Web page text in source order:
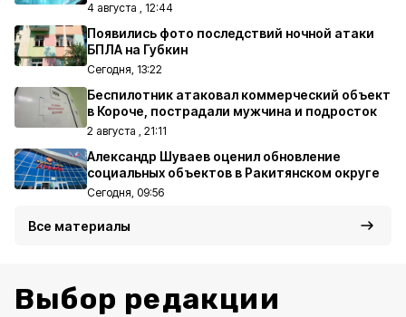
4 августа , 12:44
Появились фото последствий ночной атаки
БПЛА на Губкин
Сегодня, 13:22
Беспилотник атаковал коммерческий объект
в Короче, пострадали мужчина и подросток
2 августа , 21:11
Александр Шуваев оценил обновление
социальных объектов в Ракитянском округе
Сегодня, 09:56
Все материалы
Выбор редакции